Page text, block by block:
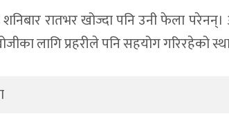
रातभर खोज्दा पनि उनी फेला
लागि प्रहरीले पनि सहयोग गरिरहेको